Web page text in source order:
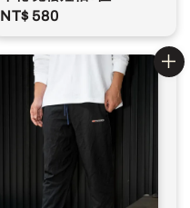
Regular
price
NT$ 580